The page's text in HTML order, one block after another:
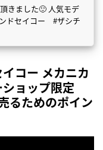
きました🙂 人気モデ
ドセイコー #ザシチ
コー メカニカ
ョップ限定
るためのポイン